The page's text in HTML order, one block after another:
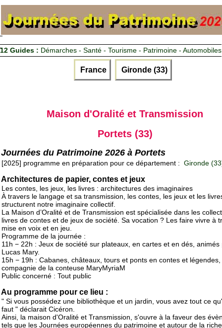
12 Guides : Démarches - Santé - Tourisme - Patrimoine - Automobiles
France Gironde (33)
Maison d'Oralité et Transmission
Portets (33)
Journées du Patrimoine 2026 à Portets
[2025] programme en préparation pour ce département : Gironde
Architectures de papier, contes et jeux
Les contes, les jeux, les livres : architectures des imaginaires
À travers le langage et sa transmission, les contes, les jeux et les
structurent notre imaginaire collectif.
La Maison d’Oralité et de Transmission est spécialisée dans les
livres de contes et de jeux de société. Sa vocation ? Les faire vivre à
mise en voix et en jeu.
Programme de la journée :
11h − 22h : Jeux de société sur plateaux, en cartes et en dés, animés
Lucas Mary.
15h − 19h : Cabanes, châteaux, tours et ponts en contes et légendes,
compagnie de la conteuse MaryMyriaM
Public concerné : Tout public
Au programme pour ce lieu :
" Si vous possédez une bibliothèque et un jardin, vous avez tout ce
faut " déclarait Cicéron.
Ainsi, la maison d'Oralité et Transmission, s'ouvre à la faveur des
tels que les Journées européennes du patrimoine et autour de la